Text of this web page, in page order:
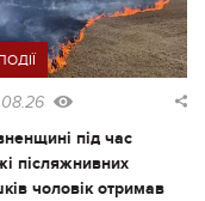
під час
післяжнивних
чоловік отримав